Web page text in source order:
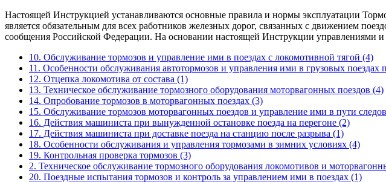
Настоящей Инструкцией устанавливаются основные правила и нормы эксплуатации
является обязательным для всех работников железных дорог, связанных с движением
сообщения Российской Федерации. На основании настоящей Инструкции управлениями
10. Обслуживание тормозов и управление ими в поездах с локомотивной тягой (4)
11. Особенности обслуживания автотормозов и управления ими в грузовых
12. Отцепка локомотива от состава (1)
13. Техническое обслуживание тормозного оборудования моторвагонных поездов (4)
14. Опробование тормозов в моторвагонных поездах (3)
15. Обслуживание тормозов моторвагонных поездов и управление ими в пути
16. Действия машиниста при вынужденной остановке поезда на перегоне (2)
17. Действия машиниста при доставке поезда на станцию после разрыва (1)
18. Особенности обслуживания и управления тормозами в зимних условиях (4)
19. Контрольная проверка тормозов (3)
2. Техническое обслуживание тормозного оборудования локомотивов и
20. Поездные испытания тормозов и контроль за управлением ими в поездах (1)